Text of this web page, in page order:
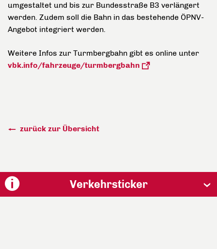
umgestaltet und bis zur Bundesstraße B3 verlängert
werden. Zudem soll die Bahn in das bestehende ÖPNV-
Angebot integriert werden.
Weitere Infos zur Turmbergbahn gibt es online unter
vbk.info/fahrzeuge/turmbergbahn
zurück zur Übersicht
Verkehrsticker